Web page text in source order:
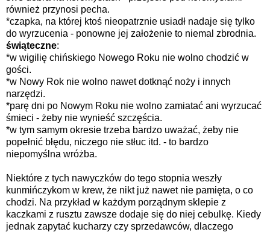
również przynosi pecha.
*czapka, na której ktoś nieopatrznie usiadł nadaje się tylko
do wyrzucenia - ponowne jej założenie to niemal zbrodnia.
świąteczne:
*w wigilię chińskiego Nowego Roku nie wolno chodzić w
gości.
*w Nowy Rok nie wolno nawet dotknąć noży i innych
narzędzi.
*parę dni po Nowym Roku nie wolno zamiatać ani wyrzucać
śmieci - żeby nie wynieść szczęścia.
*w tym samym okresie trzeba bardzo uważać, żeby nie
popełnić błędu, niczego nie stłuc itd. - to bardzo
niepomyślna wróżba.
Niektóre z tych nawyczków do tego stopnia weszły
kunmińczykom w krew, że nikt już nawet nie pamięta, o co
chodzi. Na przykład w każdym porządnym sklepie z
kaczkami z rusztu zawsze dodaje się do niej cebulkę. Kiedy
jednak zapytać kucharzy czy sprzedawców, dlaczego